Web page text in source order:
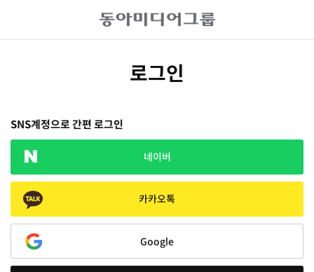
로그인
SNS계정으로 간편 로그인
네이버
카카오톡
Google